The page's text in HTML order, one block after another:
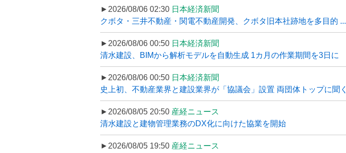
►2026/08/06 02:30 日本経済新聞
クボタ・三井不動産・関電不動産開発、クボタ旧本社跡地を多目的 ...
►2026/08/06 00:50 日本経済新聞
清水建設、BIMから解析モデルを自動生成 1カ月の作業期間を3日に
►2026/08/06 00:50 日本経済新聞
史上初、不動産業界と建設業界が「協議会」設置 両団体トップに聞く
►2026/08/05 20:50 産経ニュース
清水建設と建物管理業務のDX化に向けた協業を開始
►2026/08/05 19:50 産経ニュース